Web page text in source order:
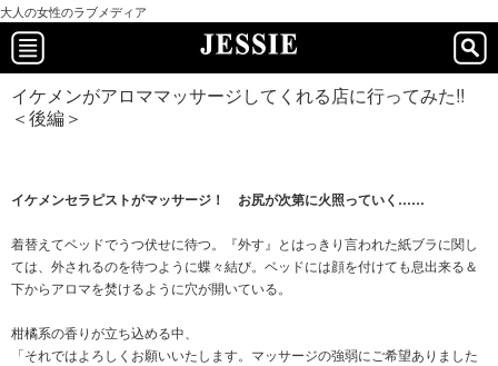
大人の女性のラブメディア
イケメンがアロママッサージしてくれる店に行ってみた!!
＜後編＞
イケメンセラピストがマッサージ！ お尻が次第に火照っていく……
着替えてベッドでうつ伏せに待つ。『外す』とはっきり言われた紙ブラに関し
ては、外されるのを待つように蝶々結び。ベッドには顔を付けても息出来る＆
下からアロマを焚けるように穴が開いている。
柑橘系の香りが立ち込める中、
「それではよろしくお願いいたします。マッサージの強弱にご希望ありました